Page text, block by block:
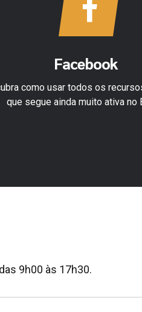
Facebook
como usar todos os
que segue ainda muito ativa no
9h00 às 17h30.